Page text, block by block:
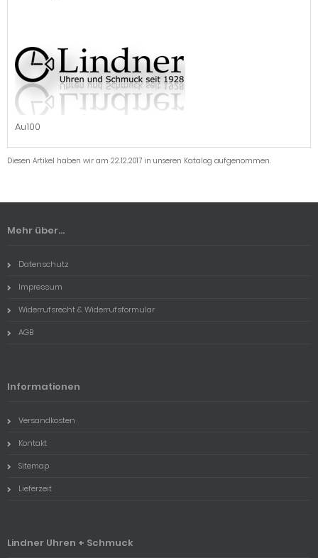
Au100
Diesen Artikel haben wir am 22.12.2017 in unseren Katalog aufgenommen.
Mehr über...
Datenschutz
Impressum
Widerrufsrecht & Widerrufsformular
AGB
Informationen
Versandkosten
Kontakt
Sitemap
Lieferzeit
Lindner Uhren + Schmuck